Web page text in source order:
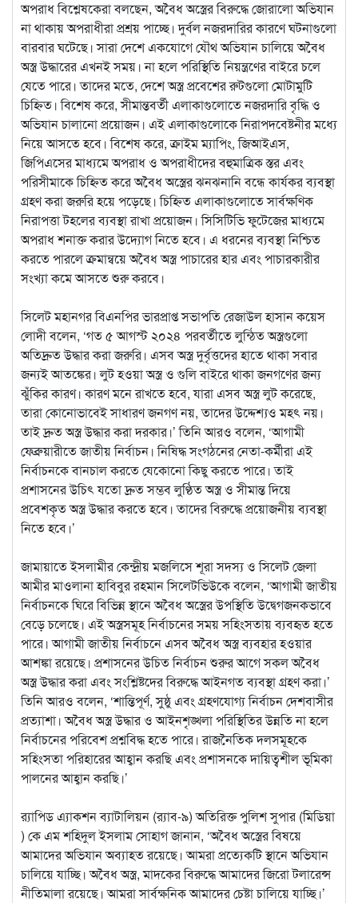
অপরাধ বিশ্লেষকেরা বলছেন, অবৈধ অস্ত্রের বিরুদ্ধে জোরালো অভিযান
না থাকায় অপরাধীরা প্রশ্রয় পাচ্ছে। দুর্বল নজরদারির কারণে ঘটনাগুলো
বারবার ঘটেছে। সারা দেশে একযোগে যৌথ অভিযান চালিয়ে অবৈধ
অস্ত্র উদ্ধারের এখনই সময়। না হলে পরিস্থিতি নিয়ন্ত্রণের বাইরে চলে
যেতে পারে। তাদের মতে, দেশে অস্ত্র প্রবেশের রুটগুলো মোটামুটি
চিহ্নিত। বিশেষ করে, সীমান্তবর্তী এলাকাগুলোতে নজরদারি বৃদ্ধি ও
অভিযান চালানো প্রয়োজন। এই এলাকাগুলোকে নিরাপদবেষ্টনীর মধ্যে
নিয়ে আসতে হবে। বিশেষ করে, ক্রাইম ম্যাপিং, জিআইএস,
জিপিএসের মাধ্যমে অপরাধ ও অপরাধীদের বহুমাত্রিক স্তর এবং
পরিসীমাকে চিহ্নিত করে অবৈধ অস্ত্রের ঝনঝনানি বন্ধে কার্যকর ব্যবস্থা
গ্রহণ করা জরুরি হয়ে পড়েছে। চিহ্নিত এলাকাগুলোতে সার্বক্ষণিক
নিরাপত্তা টহলের ব্যবস্থা রাখা প্রয়োজন। সিসিটিভি ফুটেজের মাধ্যমে
অপরাধ শনাক্ত করার উদ্যোগ নিতে হবে। এ ধরনের ব্যবস্থা নিশ্চিত
করতে পারলে ক্রমান্বয়ে অবৈধ অস্ত্র পাচারের হার এবং পাচারকারীর
সংখ্যা কমে আসতে শুরু করবে।
সিলেট মহানগর বিএনপির ভারপ্রাপ্ত সভাপতি রেজাউল হাসান কয়েস
লোদী বলেন, ‘গত ৫ আগস্ট ২০২৪ পরবর্তীতে লুন্ঠিত অস্ত্রগুলো
অতিদ্রুত উদ্ধার করা জরুরি। এসব অস্ত্র দুর্বৃত্তদের হাতে থাকা সবার
জন্যই আতঙ্কের। লুট হওয়া অস্ত্র ও গুলি বাইরে থাকা জনগণের জন্য
ঝুঁকির কারণ। কারণ মনে রাখতে হবে, যারা এসব অস্ত্র লুট করেছে,
তারা কোনোভাবেই সাধারণ জনগণ নয়, তাদের উদ্দেশ্যও মহৎ নয়।
তাই দ্রুত অস্ত্র উদ্ধার করা দরকার।’ তিনি আরও বলেন, ‘আগামী
ফেব্রুয়ারীতে জাতীয় নির্বাচন। নিষিদ্ধ সংগঠনের নেতা-কর্মীরা এই
নির্বাচনকে বানচাল করতে যেকোনো কিছু করতে পারে। তাই
প্রশাসনের উচিৎ যতো দ্রুত সম্ভব লুণ্ঠিত অস্ত্র ও সীমান্ত দিয়ে
প্রবেশকৃত অস্ত্র উদ্ধার করতে হবে। তাদের বিরুদ্ধে প্রয়োজনীয় ব্যবস্থা
নিতে হবে।’
জামায়াতে ইসলামীর কেন্দ্রীয় মজলিসে শূরা সদস্য ও সিলেট জেলা
আমীর মাওলানা হাবিবুর রহমান সিলেটভিউকে বলেন, ‘আগামী জাতীয়
নির্বাচনকে ঘিরে বিভিন্ন স্থানে অবৈধ অস্ত্রের উপস্থিতি উদ্বেগজনকভাবে
বেড়ে চলেছে। এই অস্ত্রসমূহ নির্বাচনের সময় সহিংসতায় ব্যবহৃত হতে
পারে। আগামী জাতীয় নির্বাচনে এসব অবৈধ অস্ত্র ব্যবহার হওয়ার
আশঙ্কা রয়েছে। প্রশাসনের উচিত নির্বাচন শুরুর আগে সকল অবৈধ
অস্ত্র উদ্ধার করা এবং সংশ্লিষ্টদের বিরুদ্ধে আইনগত ব্যবস্থা গ্রহণ করা।’
তিনি আরও বলেন, ‘শান্তিপূর্ণ, সুষ্ঠু এবং গ্রহণযোগ্য নির্বাচন দেশবাসীর
প্রত্যাশা। অবৈধ অস্ত্র উদ্ধার ও আইনশৃঙ্খলা পরিস্থিতির উন্নতি না হলে
নির্বাচনের পরিবেশ প্রশ্নবিদ্ধ হতে পারে। রাজনৈতিক দলসমূহকে
সহিংসতা পরিহারের আহ্বান করছি এবং প্রশাসনকে দায়িত্বশীল ভূমিকা
পালনের আহ্বান করছি।’
র‌্যাপিড এ্যাকশন ব্যাটালিয়ন (র‌্যাব-৯) অতিরিক্ত পুলিশ সুপার (মিডিয়া
) কে এম শহিদুল ইসলাম সোহাগ জানান, ‘অবৈধ অস্ত্রের বিষয়ে
আমাদের অভিযান অব্যাহত রয়েছে। আমরা প্রত্যেকটি স্থানে অভিযান
চালিয়ে যাচ্ছি। অবৈধ অস্ত্র, মাদকের বিরুদ্ধে আমাদের জিরো টলারেন্স
নীতিমালা রয়েছে। আমরা সার্বক্ষনিক আমাদের চেষ্টা চালিয়ে যাচ্ছি।’